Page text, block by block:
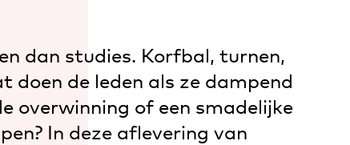
dan studies. Korfbal, turnen,
doen de leden als ze dampend
overwinning of een smadelijke
In deze aflevering van